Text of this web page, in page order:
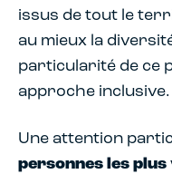
issus de tout le
au mieux la
particularité de ce
approche inclusive.
Une attention
personnes les